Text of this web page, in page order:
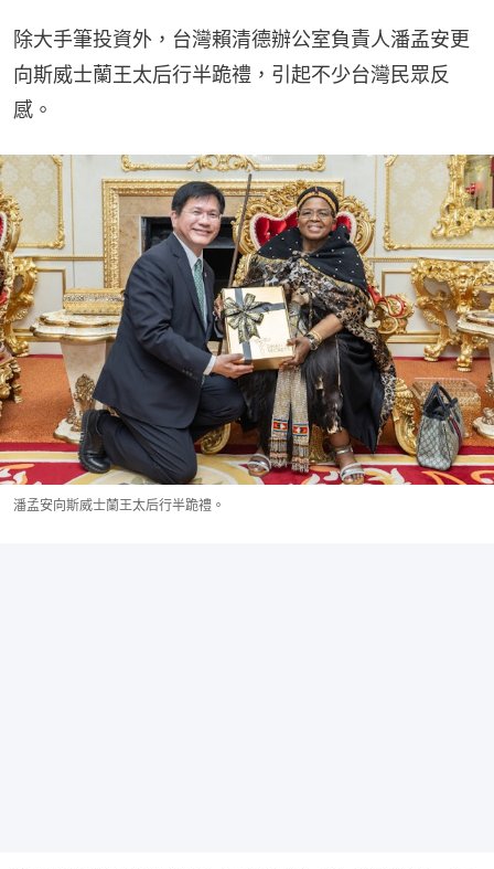
除大手筆投資外，台灣賴清德辦公室負責人潘孟安更
向斯威士蘭王太后行半跪禮，引起不少台灣民眾反
感。
潘孟安向斯威士蘭王太后行半跪禮。